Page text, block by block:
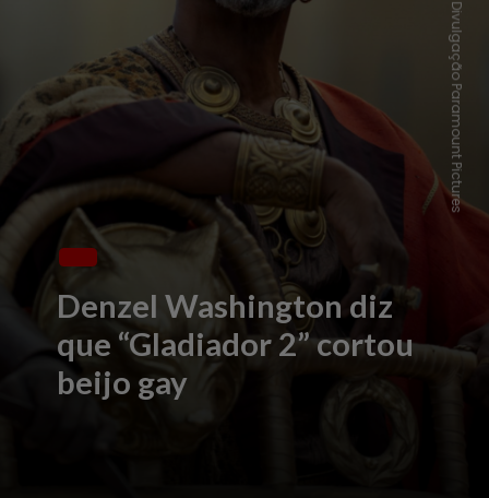
Denzel Washington diz
que “Gladiador 2” cortou
beijo gay
Divulgação Paramount Pictures